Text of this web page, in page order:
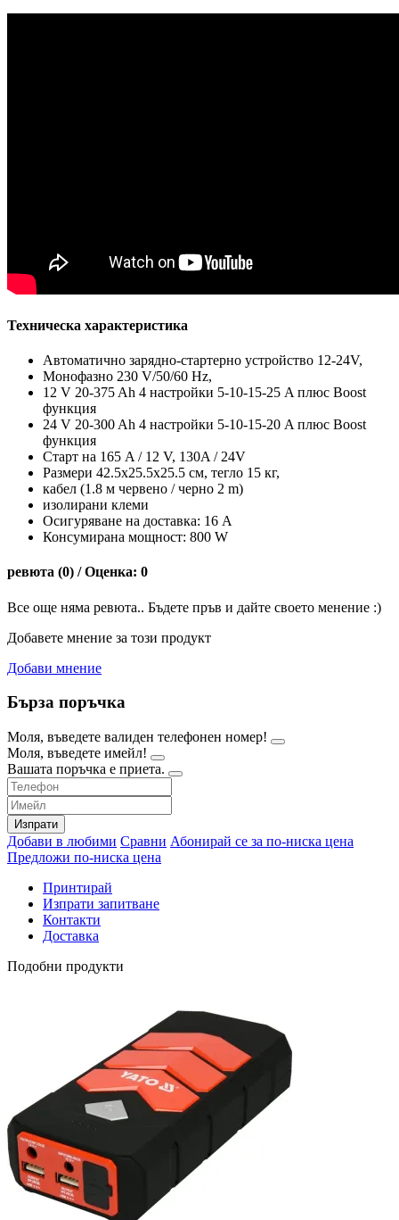
Техническа характеристика
Автоматично зарядно-стартерно устройство 12-24V,
Монофазно 230 V/50/60 Hz,
12 V 20-375 Ah 4 настройки 5-10-15-25 A плюс Boost
функция
24 V 20-300 Ah 4 настройки 5-10-15-20 A плюс Boost
функция
Старт на 165 A / 12 V, 130A / 24V
Размери 42.5х25.5х25.5 см, тегло 15 кг,
кабел (1.8 м червено / черно 2 m)
изолирани клеми
Осигуряване на доставка: 16 A
Консумирана мощност: 800 W
ревюта (0) / Оценка: 0
Все още няма ревюта.. Бъдете пръв и дайте своето менение :)
Добавете мнение за този продукт
Добави мнение
Бърза поръчка
Моля, въведете валиден телефонен номер!
Моля, въведете имейл!
Вашата поръчка е приета.
Изпрати
Добави в любими Сравни Абонирай се за по-ниска цена
Предложи по-ниска цена
Принтирай
Изпрати запитване
Контакти
Доставка
Подобни продукти